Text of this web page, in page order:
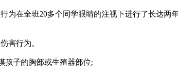
为在全班20多个同学眼睛的注视下进行了长达
害行为。
孩子的胸部或生殖器部位;